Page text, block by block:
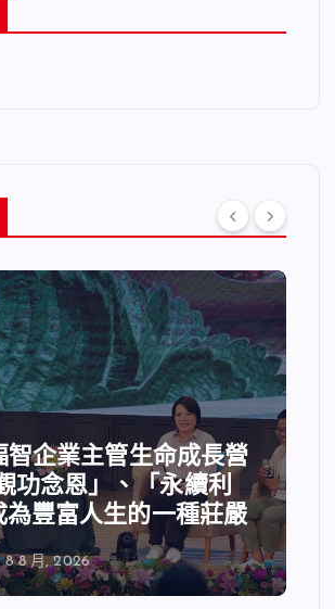
企業主管生命成長營
功念恩」、「永續利
豐富人生的一種莊嚴
8 8 月, 2026